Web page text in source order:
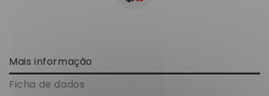
Mais informação
Ficha de dados